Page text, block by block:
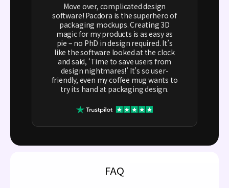
Move over, complicated design
software! Pacdora is the superhero of
packaging mockups. Creating 3D
magic for my products is as easy as
pie – no PhD in design required. It’s
like the software looked at the clock
and said, ‘Time to save users from
design nightmares!’ It’s so user-
friendly, even my coffee mug wants to
try its hand at packaging design.
FAQ